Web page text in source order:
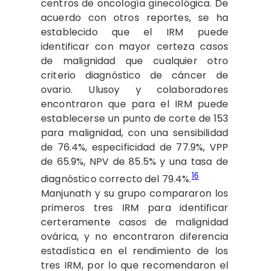
centros de oncología ginecológica. De
acuerdo con otros reportes, se ha
establecido que el IRM puede
identificar con mayor certeza casos
de malignidad que cualquier otro
criterio diagnóstico de cáncer de
ovario. Ulusoy y colaboradores
encontraron que para el IRM puede
establecerse un punto de corte de 153
para malignidad, con una sensibilidad
de 76.4%, especificidad de 77.9%, VPP
de 65.9%, NPV de 85.5% y una tasa de
diagnóstico correcto del 79.4%.16
Manjunath y su grupo compararon los
primeros tres IRM para identificar
certeramente casos de malignidad
ovárica, y no encontraron diferencia
estadística en el rendimiento de los
tres IRM, por lo que recomendaron el